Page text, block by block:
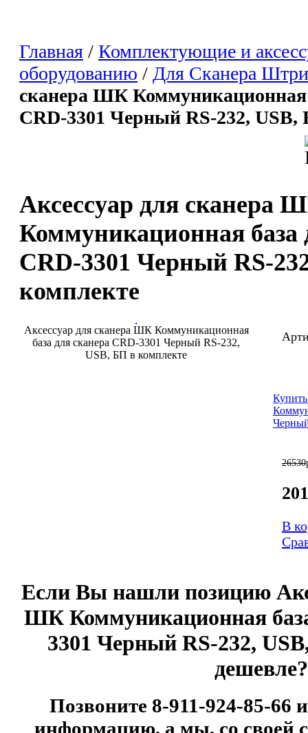
Главная / Комплектующие и
оборудованию / Для Сканера
сканера ШК Коммуникационная
CRD-3301 Черный RS-232,
Аксессуар для сканера
Коммуникационная база
CRD-3301 Черный RS-
комплекте
Аксессуар для сканера ШК Коммуникационная
база для сканера CRD-3301 Черный RS-232,
USB, БП в комплекте
26530
В
Если Вы нашли позицию
ШК Коммуникационная
3301 Черный RS-232,
дешевле?
Позвоните 8-911-924-85-66
информацию, а мы, со своей